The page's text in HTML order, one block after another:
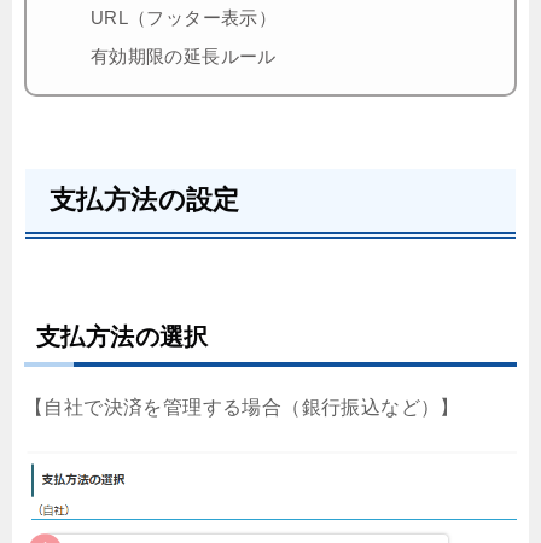
URL（フッター表示）
有効期限の延長ルール
支払方法の設定
支払方法の選択
【自社で決済を管理する場合（銀行振込など）】